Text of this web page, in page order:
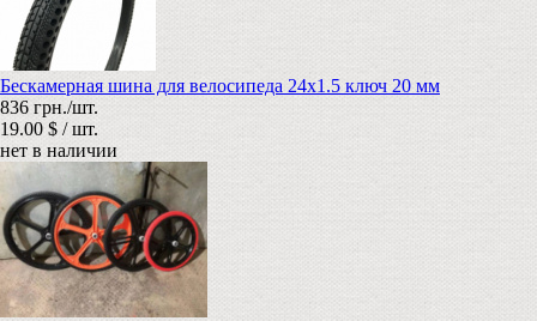
Бескамерная шина для велосипеда 24х1.5 ключ 20 мм
836 грн./шт.
19.00 $ / шт.
нет в наличии